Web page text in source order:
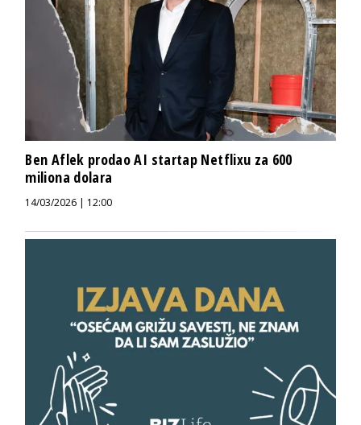
Ben Aflek prodao AI startap Netflixu za 600
miliona dolara
14/03/2026 | 12:00